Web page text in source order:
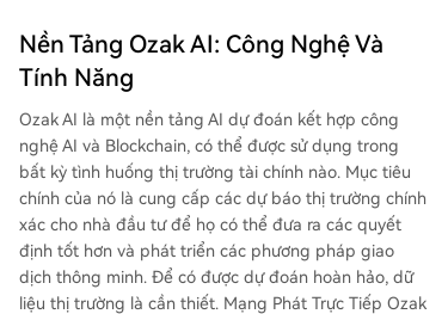
Nền Tảng Ozak AI: Công Nghệ Và
Tính Năng
Ozak AI là một nền tảng AI dự đoán kết hợp công
nghệ AI và Blockchain, có thể được sử dụng trong
bất kỳ tình huống thị trường tài chính nào. Mục tiêu
chính của nó là cung cấp các dự báo thị trường chính
xác cho nhà đầu tư để họ có thể đưa ra các quyết
định tốt hơn và phát triển các phương pháp giao
dịch thông minh. Để có được dự đoán hoàn hảo, dữ
liệu thị trường là cần thiết. Mạng Phát Trực Tiếp Ozak